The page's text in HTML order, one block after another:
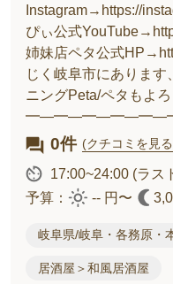
Instagram→https://
ぴぃ公式
姉妹店ペタ公式
じく岐阜市にあります
ニングPeta/ペタもよ
0件 (クチコミを見
17:00~24:00 (ラス
予算：
-- 円〜
岐阜県/岐阜・各務原・
居酒屋＞和風居酒屋